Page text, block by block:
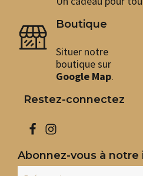
choisies
sur
la
Boutique
Situer notre
boutique sur
Google Map.
Restez-connectez
Abonnez-vous à